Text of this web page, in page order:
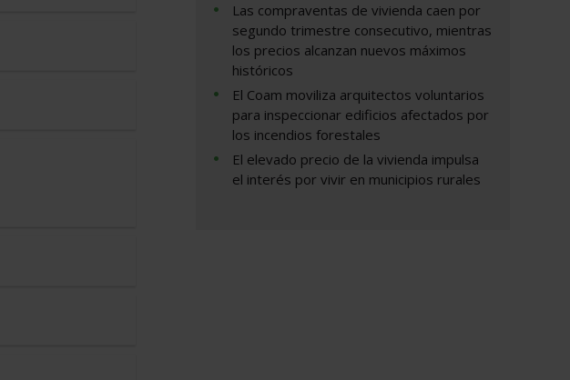
Las compraventas de vivienda caen por
segundo trimestre consecutivo, mientras
los precios alcanzan nuevos máximos
históricos
El Coam moviliza arquitectos voluntarios
para inspeccionar edificios afectados por
los incendios forestales
El elevado precio de la vivienda impulsa
el interés por vivir en municipios rurales